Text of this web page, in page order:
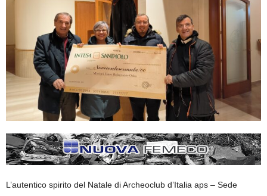
L’autentico spirito del Natale diArcheoclub d’Italia aps – Sede